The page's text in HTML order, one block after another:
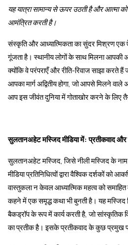
यह यात्रा सामान्य से ऊपर उठती है और आत्मा
आमंत्रित करती है।
संस्कृति और आध्यात्मिकता का सुंदर मिश्रण एक
गूंजता है। स्थानीय लोगों के साथ मिलना आपकी
क्योंकि वे परंपराएँ और रीति-रिवाज साझा करते हैं
आपका मार्ग अद्वितीय होगा, जो आपसे मिलने वाले
आप इस जीवंत दुनिया में गोताखोर करने के लिए
सुलतानअहेट मस्जिद मीडिया में: प्रतीकवाद और
सुलतानअहेट मस्जिद, जिसे नीली मस्जिद के नाम
मीडिया प्रतिनिधित्वों द्वारा वैश्विक दर्शकों
वास्तुकला न केवल आध्यात्मिक महत्व को
कहने में एक समृद्ध कथा भी बुनती है। यह मस्जिद
बैकड्रॉप के रूप में कार्य करती है, जो सांस्कृतिक
का प्रतीक है। इसके प्रतीकवाद के कुछ प्रमुख